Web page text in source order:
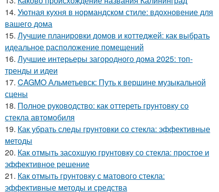
14. Уютная кухня в нормандском стиле: вдохновение для
вашего дома
15. Лучшие планировки домов и коттеджей: как выбрать
идеальное расположение помещений
16. Лучшие интерьеры загородного дома 2025: топ-
тренды и идеи
17. CAGMO Альметьевск: Путь к вершине музыкальной
сцены
18. Полное руководство: как оттереть грунтовку со
стекла автомобиля
19. Как убрать следы грунтовки со стекла: эффективные
методы
20. Как отмыть засохшую грунтовку со стекла: простое и
эффективное решение
21. Как отмыть грунтовку с матового стекла:
эффективные методы и средства